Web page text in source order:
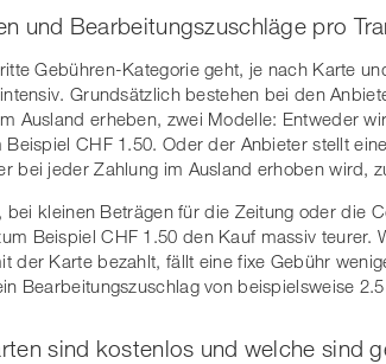
und Bearbeitungszuschläge pro
Gebühren-Kategorie geht, je nach Karte
Grundsätzlich bestehen bei den
Ausland erheben, zwei Modelle: Entweder
Beispiel CHF 1.50. Oder der Anbieter stellt
bei jeder Zahlung im Ausland erhoben wird,
bei kleinen Beträgen für die Zeitung oder die
Beispiel CHF 1.50 den Kauf massiv
der Karte bezahlt, fällt eine fixe Gebühr
Bearbeitungszuschlag von beispielsweise
sind kostenlos und welche sind